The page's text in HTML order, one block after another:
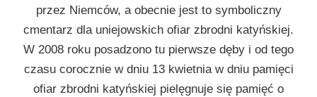
przez Niemców, a obecnie jest to symboliczny
cmentarz dla uniejowskich ofiar zbrodni katyńskiej.
W 2008 roku posadzono tu pierwsze dęby i od tego
czasu corocznie w dniu 13 kwietnia w dniu pamięci
ofiar zbrodni katyńskiej pielęgnuje się pamięć o